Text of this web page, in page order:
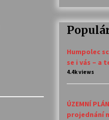
Humpolec
se i vás – a
4.4k views
ÚZEMNÍ
projednání